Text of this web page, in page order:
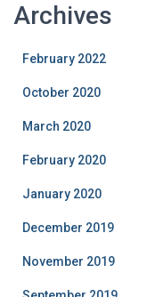
Archives
February 2022
October 2020
March 2020
February 2020
January 2020
December 2019
November 2019